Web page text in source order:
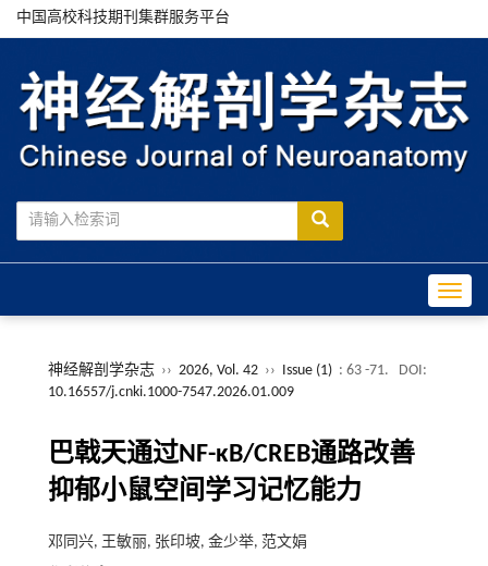
中国高校科技期刊集群服务平台
神经解剖学杂志 ›› 2026, Vol. 42 ›› Issue (1) : 63 -71.
DOI:
10.16557/j.cnki.1000-7547.2026.01.009
巴戟天通过NF-κB/CREB通路改善
抑郁小鼠空间学习记忆能力
邓同兴, 王敏丽, 张印坡, 金少举, 范文娟